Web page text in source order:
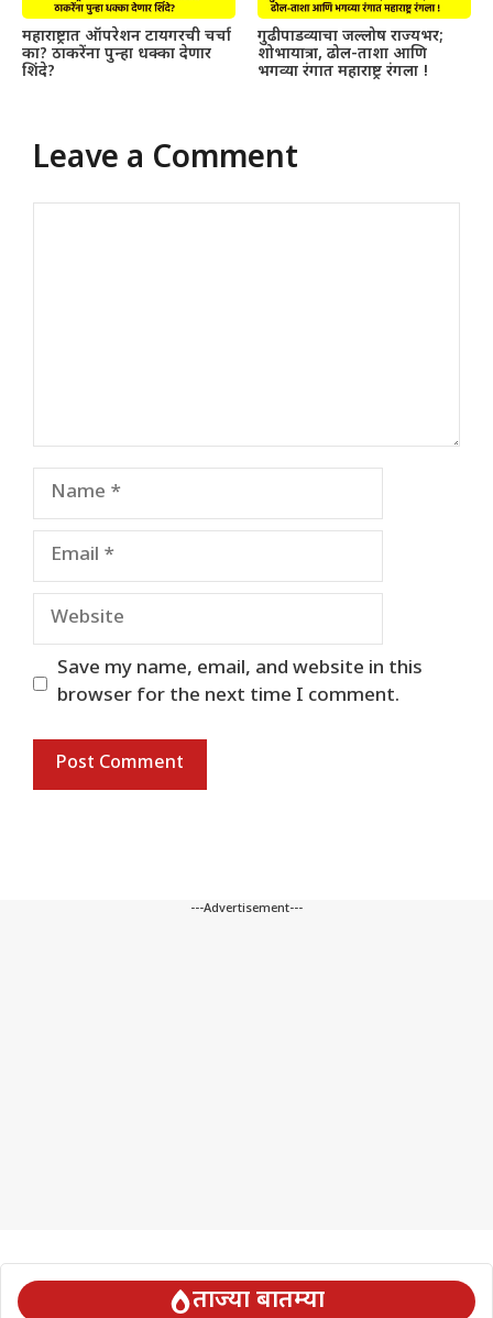
महाराष्ट्रात ऑपरेशन टायगरची चर्चा
का? ठाकरेंना पुन्हा धक्का देणार
शिंदे?
गुढीपाडव्याचा जल्लोष राज्यभर;
शोभायात्रा, ढोल-ताशा आणि
भगव्या रंगात महाराष्ट्र रंगला !
Leave a Comment
Name
Email
Website
Save my name, email, and website in this
browser for the next time I comment.
---Advertisement---
ताज्या बातम्या